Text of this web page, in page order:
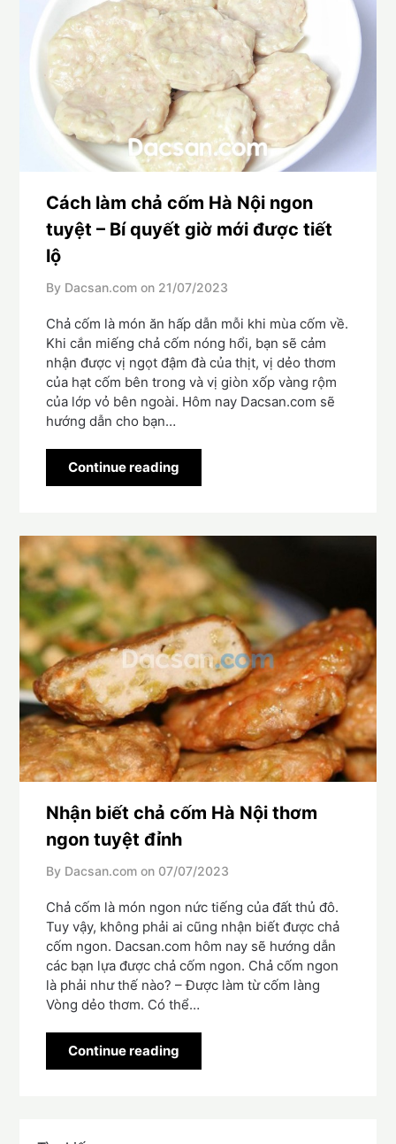
Cách làm chả cốm Hà Nội ngon
tuyệt – Bí quyết giờ mới được tiết
lộ
By Dacsan.com on 21/07/2023
Chả cốm là món ăn hấp dẫn mỗi khi mùa cốm về.
Khi cắn miếng chả cốm nóng hổi, bạn sẽ cảm
nhận được vị ngọt đậm đà của thịt, vị dẻo thơm
của hạt cốm bên trong và vị giòn xốp vàng rộm
của lớp vỏ bên ngoài. Hôm nay Dacsan.com sẽ
hướng dẫn cho bạn…
Continue reading
Nhận biết chả cốm Hà Nội thơm
ngon tuyệt đỉnh
By Dacsan.com on 07/07/2023
Chả cốm là món ngon nức tiếng của đất thủ đô.
Tuy vậy, không phải ai cũng nhận biết được chả
cốm ngon. Dacsan.com hôm nay sẽ hướng dẫn
các bạn lựa được chả cốm ngon. Chả cốm ngon
là phải như thế nào? – Được làm từ cốm làng
Vòng dẻo thơm. Có thể…
Continue reading